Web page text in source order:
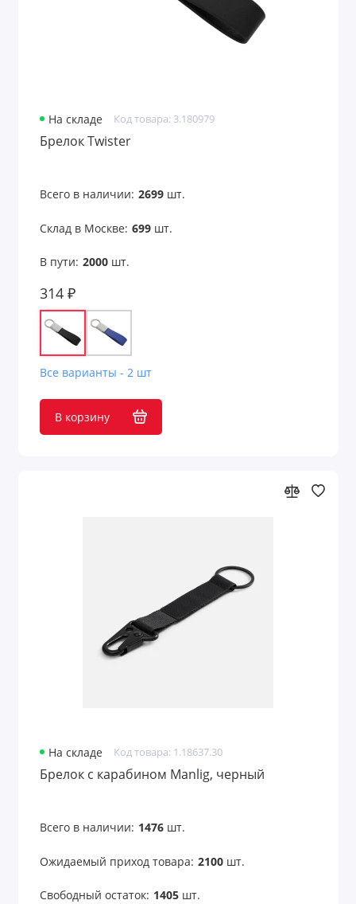
Маски для лица
Надувные диваны, стулья
Надувные предметы
Нарды
Обложки для документов
Оптические приборы
Открытки
Парковочные визитки
Пепельницы
Перекус в рабочее время
На складе Код товара: 3.180979
Брелок Twister
Всего в наличии: 2699шт.
Склад в Москве: 699шт.
В пути: 2000шт.
314 ₽
Все варианты - 2 шт
В корзину
На складе Код товара: 1.18637.30
Брелок с карабином Manlig, черный
Всего в наличии: 1476шт.
Ожидаемый приход товара: 2100шт.
Свободный остаток: 1405шт.